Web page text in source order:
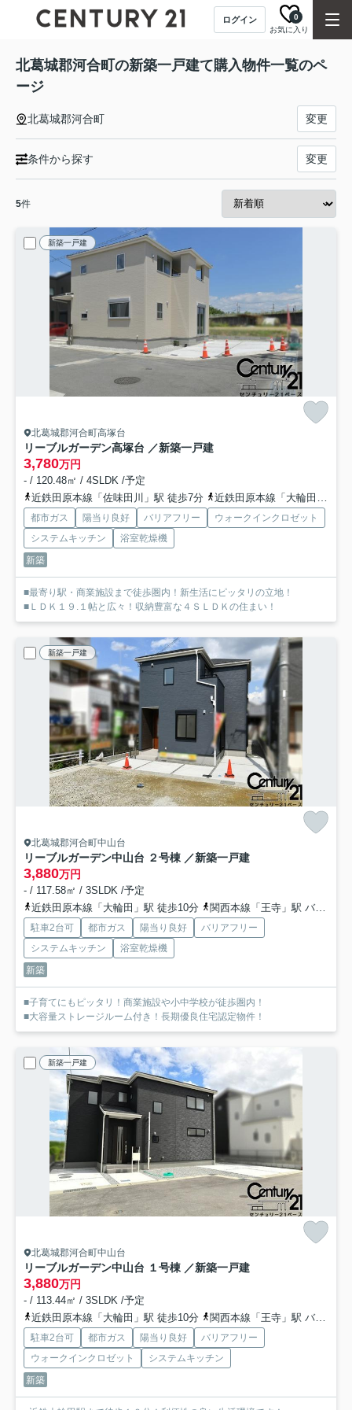
ログイン
お気に入り
0
北葛城郡河合町の新築一戸建て購入物件一覧のペ
ージ
北葛城郡河合町 変更
条件から探す 変更
5件
新築一戸建
北葛城郡河合町高塚台
リーブルガーデン高塚台 ／新築一戸建
3,780万円
- / 120.48㎡ / 4SLDK /予定
近鉄田原本線「佐味田川」駅 徒歩7分
近鉄田原本線「大輪田」駅 徒歩16分
都市ガス 陽当り良好 バリアフリー
ウォークインクロゼット
システムキッチン
浴室乾燥機
新築
■最寄り駅・商業施設まで徒歩圏内！新生活にピッタリの立地！
■ＬＤＫ１９.１帖と広々！収納豊富な４ＳＬＤＫの住まい！
新築一戸建
北葛城郡河合町中山台
リーブルガーデン中山台 ２号棟 ／新築一戸建
3,880万円
- / 117.58㎡ / 3SLDK /予定
近鉄田原本線「大輪田」駅 徒歩10分
関西本線「王寺」駅 バス6分 「星和台二丁目」 停歩4分
駐車2台可 都市ガス 陽当り良好
バリアフリー
システムキッチン
浴室乾燥機
新築
■子育てにもピッタリ！商業施設や小中学校が徒歩圏内！
■大容量ストレージルーム付き！長期優良住宅認定物件！
新築一戸建
北葛城郡河合町中山台
リーブルガーデン中山台 １号棟 ／新築一戸建
3,880万円
- / 113.44㎡ / 3SLDK /予定
近鉄田原本線「大輪田」駅 徒歩10分
関西本線「王寺」駅 バス6分 「星和台二丁目」 停歩4分
駐車2台可 都市ガス 陽当り良好
バリアフリー
ウォークインクロゼット
システムキッチン
新築